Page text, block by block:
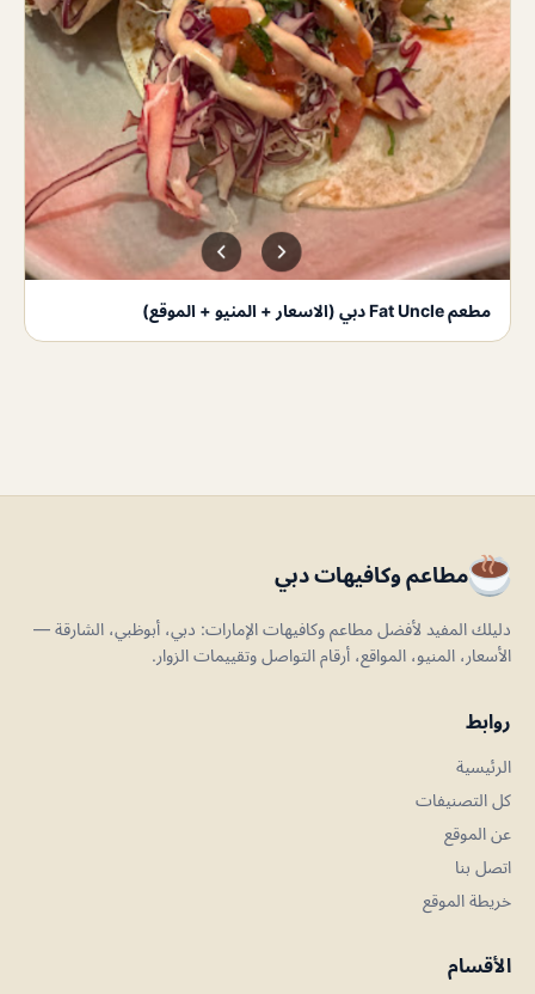
مطعم Fat Uncle دبي (الاسعار + المنيو + الموقع)
مطاعم وكافيهات دبي
دليلك المفيد لأفضل مطاعم وكافيهات الإمارات: دبي، أبوظبي، الشارقة —
الأسعار، المنيو، المواقع، أرقام التواصل وتقييمات الزوار.
روابط
الرئيسية
كل التصنيفات
عن الموقع
اتصل بنا
خريطة الموقع
الأقسام